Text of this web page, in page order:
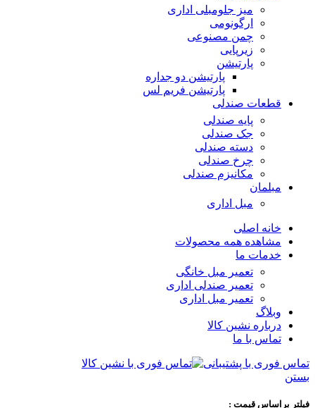
میز جلومبلی اداری
ارگونومی
چمن مصنوعی
زیرپایی
پارتیشن
پارتیشن دو جداره
پارتیشن فریم لس
قطعات صندلی
پایه صندلی
جک صندلی
دسته صندلی
چرخ صندلی
مکانیزم صندلی
مبلمان
مبل اداری
خانه اصلی
مشاهده همه محصولات
خدمات ما
تعمیر مبل خانگی
تعمیر صندلی اداری
تعمیر مبل اداری
وبلاگ
درباره نشین کالا
تماس با ما
تماس فوری با پشتیبانی
بستن
فیلتر براساس قیمت :